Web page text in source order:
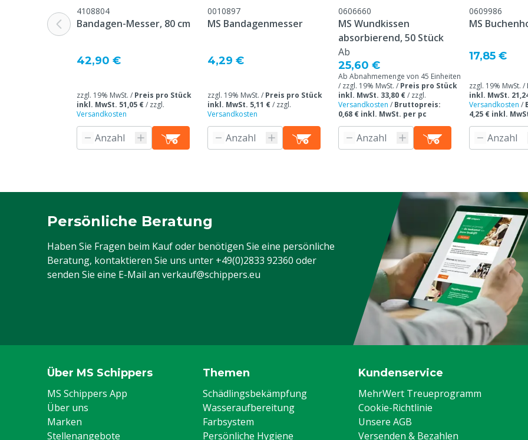
Farbe
Weiß
4108804
Bandagen-Messer, 80 cm
42,90 €
zzgl. 19% MwSt. / Preis pro Stück
inkl. MwSt. 51,05 €/ zzgl.
Versandkosten
0010897
MS Bandagenmesser
4,29 €
zzgl. 19% MwSt. / Preis pro Stück
inkl. MwSt. 5,11 €/ zzgl.
Versandkosten
0606660
MS Wundkissen
absorbierend, 50 Stück
Ab
25,60 €
Ab Abnahmemenge von 45 Einheiten
/ zzgl. 19% MwSt. / Preis pro Stück
inkl. MwSt. 33,80 €/ zzgl.
Versandkosten / Bruttopreis:
0,68 € inkl. MwSt. per pc
0609986
MS
17,85 €
zzgl. 19% MwSt. /
inkl. MwSt.
Versandkosten /
4,25 € inkl.
Persönliche Beratung
Haben Sie Fragen beim Kauf oder benötigen Sie eine persönliche
Beratung, kontaktieren Sie uns unter +49(0)2833 92360 oder
senden Sie eine E-Mail an verkauf@schippers.eu
Über MS Schippers
MS Schippers App
Über uns
Marken
Stellenangebote
Themen
Schädlingsbekämpfung
Wasseraufbereitung
Farbsystem
Persönliche Hygiene
Kundenservice
MehrWert Treueprogramm
Cookie-Richtlinie
Unsere AGB
Versenden & Bezahlen